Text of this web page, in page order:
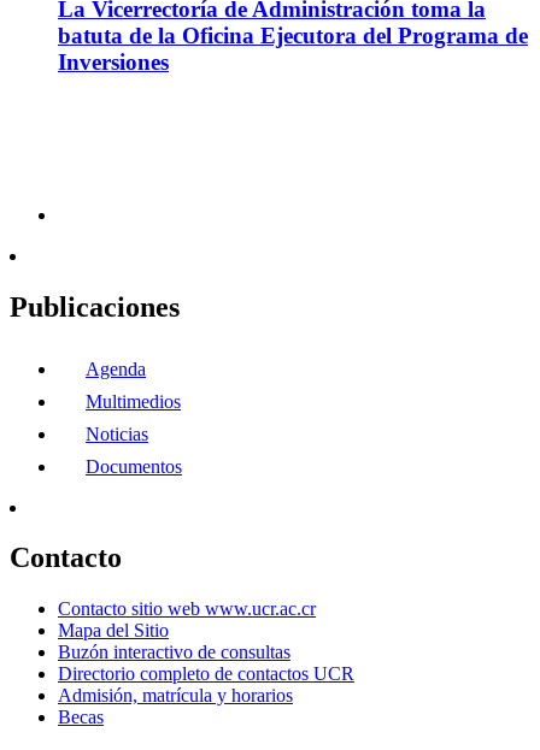
La Vicerrectoría de Administración toma la
batuta de la Oficina Ejecutora del Programa de
Inversiones
Publicaciones
Agenda
Multimedios
Noticias
Documentos
Contacto
Contacto sitio web www.ucr.ac.cr
Mapa del Sitio
Buzón interactivo de consultas
Directorio completo de contactos UCR
Admisión, matrícula y horarios
Becas